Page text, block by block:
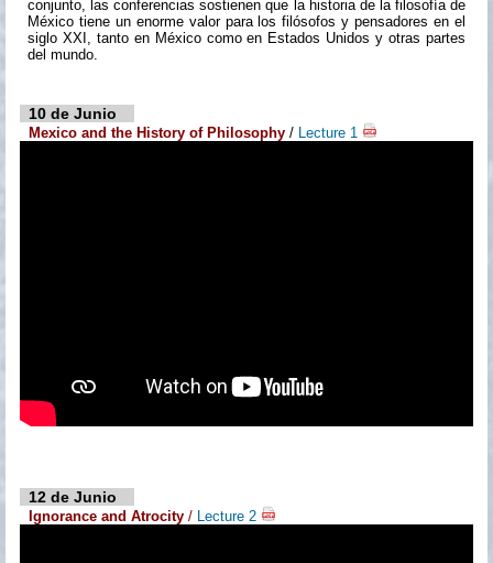
conjunto, las conferencias sostienen que la historia de la filosofía de
México tiene un enorme valor para los filósofos y pensadores en el
siglo XXI, tanto en México como en Estados Unidos y otras partes
del mundo.
10 de Junio
Mexico and the History of Philosophy / Lecture 1
12 de Junio
Ignorance and Atrocity / Lecture 2